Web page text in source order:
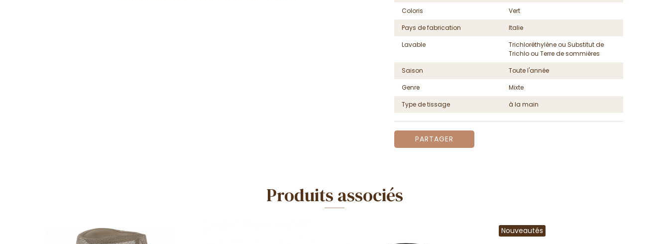
Coloris
Vert
Pays de fabrication
Italie
Lavable
Trichloréthylène ou Substitut de
Trichlo ou Terre de sommières
Saison
Toute l'année
Genre
Mixte
Type de tissage
à la main
PARTAGER
Produits associés
Nouveautés